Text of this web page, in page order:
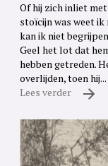
Of hij zich inliet
stoïcijn was weet
kan ik niet
Geel het lot dat
hebben getreden.
overlijden, toen hij...
Lees verder